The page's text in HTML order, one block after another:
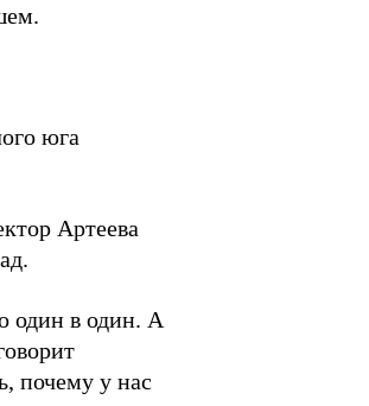
юга
Артеева
один в один. А
почему у нас